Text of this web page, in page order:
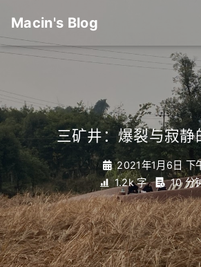
Macin's Blog
三矿井：爆裂与寂静
2021年1月6日 下
1.2k 字
10 分